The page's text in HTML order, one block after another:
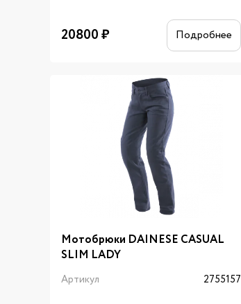
20800₽ Подробнее
Мотобрюки DAINESE CASUAL
SLIM LADY
Артикул 2755157